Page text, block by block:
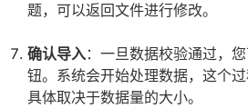
题，可以返回文件进行修改。
确认导入：一旦数据校验通过，
钮。系统会开始处理数据，这个过
具体取决于数据量的大小。